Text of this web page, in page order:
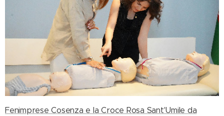
Fenimprese Cosenza e la Croce Rosa Sant'Umile da